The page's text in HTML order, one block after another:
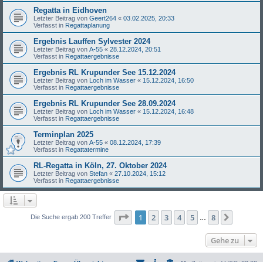
Regatta in Eidhoven
Letzter Beitrag von Geert264 « 03.02.2025, 20:33
Verfasst in Regattaplanung
Ergebnis Lauffen Sylvester 2024
Letzter Beitrag von A-55 « 28.12.2024, 20:51
Verfasst in Regattaergebnisse
Ergebnis RL Krupunder See 15.12.2024
Letzter Beitrag von Loch im Wasser « 15.12.2024, 16:50
Verfasst in Regattaergebnisse
Ergebnis RL Krupunder See 28.09.2024
Letzter Beitrag von Loch im Wasser « 15.12.2024, 16:48
Verfasst in Regattaergebnisse
Terminplan 2025
Letzter Beitrag von A-55 « 08.12.2024, 17:39
Verfasst in Regattatermine
RL-Regatta in Köln, 27. Oktober 2024
Letzter Beitrag von Stefan « 27.10.2024, 15:12
Verfasst in Regattaergebnisse
Die Suche ergab 200 Treffer Seite 1von
1 2 3 4 5 8
Gehe zu